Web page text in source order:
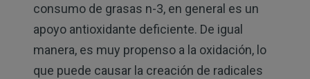
consumo de grasas n-3, en general es un
apoyo antioxidante deficiente. De igual
manera, es muy propenso a la oxidación, lo
que puede causar la creación de radicales